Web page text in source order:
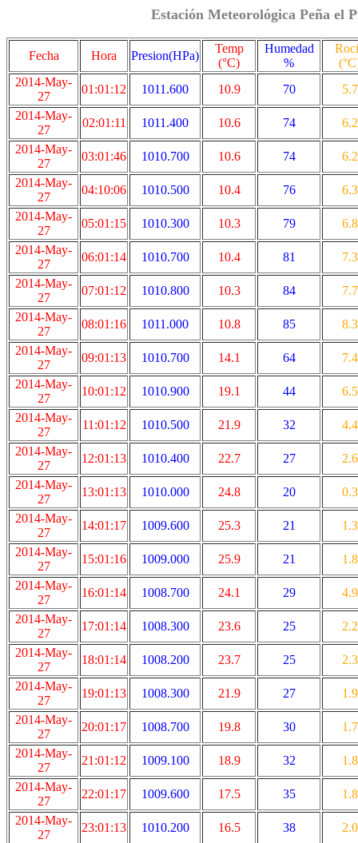
Estación Meteorológica Peña el
Fecha Hora Presion(HPa)
Temp
(°C)
Humedad
%
2014-May-
27
01:01:12 1011.600 10.9 70
5.7
2014-May-
27
02:01:11 1011.400 10.6 74
6.2
2014-May-
27
03:01:46 1010.700 10.6 74
6.2
2014-May-
27
04:10:06 1010.500 10.4 76
6.3
2014-May-
27
05:01:15 1010.300 10.3 79
6.8
2014-May-
27
06:01:14 1010.700 10.4 81
7.3
2014-May-
27
07:01:12 1010.800 10.3 84
7.7
2014-May-
27
08:01:16 1011.000 10.8 85
8.3
2014-May-
27
09:01:13 1010.700 14.1 64
7.4
2014-May-
27
10:01:12 1010.900 19.1 44
6.5
2014-May-
27
11:01:12 1010.500 21.9 32
4.4
2014-May-
27
12:01:13 1010.400 22.7 27
2.6
2014-May-
27
13:01:13 1010.000 24.8 20
0.3
2014-May-
27
14:01:17 1009.600 25.3 21
1.3
2014-May-
27
15:01:16 1009.000 25.9 21
1.8
2014-May-
27
16:01:14 1008.700 24.1 29
4.9
2014-May-
27
17:01:14 1008.300 23.6 25
2.2
2014-May-
27
18:01:14 1008.200 23.7 25
2.3
2014-May-
27
19:01:13 1008.300 21.9 27
1.9
2014-May-
27
20:01:17 1008.700 19.8 30
1.7
2014-May-
27
21:01:12 1009.100 18.9 32
1.8
2014-May-
27
22:01:17 1009.600 17.5 35
1.8
2014-May-
27
23:01:13 1010.200 16.5 38 2.0